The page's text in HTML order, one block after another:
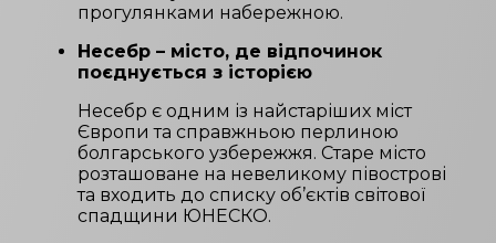
прогулянками набережною.
Несебр – місто, де відпочинок
поєднується з історією
Несебр є одним із найстаріших міст
Європи та справжньою перлиною
болгарського узбережжя. Старе місто
розташоване на невеликому півострові
та входить до списку об’єктів світової
спадщини ЮНЕСКО.